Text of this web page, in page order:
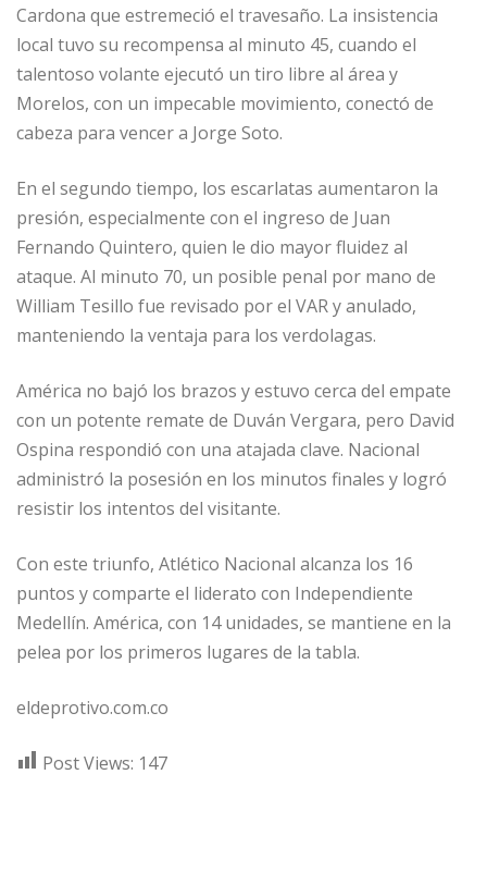
Cardona que estremeció el travesaño. La insistencia
local tuvo su recompensa al minuto 45, cuando el
talentoso volante ejecutó un tiro libre al área y
Morelos, con un impecable movimiento, conectó de
cabeza para vencer a Jorge Soto.
En el segundo tiempo, los escarlatas aumentaron la
presión, especialmente con el ingreso de Juan
Fernando Quintero, quien le dio mayor fluidez al
ataque. Al minuto 70, un posible penal por mano de
William Tesillo fue revisado por el VAR y anulado,
manteniendo la ventaja para los verdolagas.
América no bajó los brazos y estuvo cerca del empate
con un potente remate de Duván Vergara, pero David
Ospina respondió con una atajada clave. Nacional
administró la posesión en los minutos finales y logró
resistir los intentos del visitante.
Con este triunfo, Atlético Nacional alcanza los 16
puntos y comparte el liderato con Independiente
Medellín. América, con 14 unidades, se mantiene en la
pelea por los primeros lugares de la tabla.
eldeprotivo.com.co
Post Views: 147